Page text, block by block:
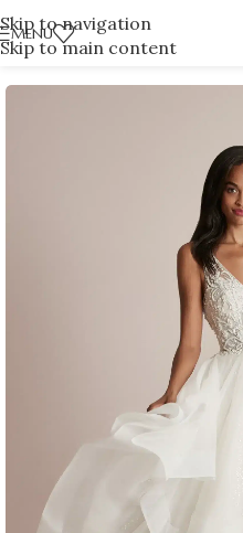
Skip to navigation
Skip to main content
MENÚ
Inicio/ Tienda Poblado